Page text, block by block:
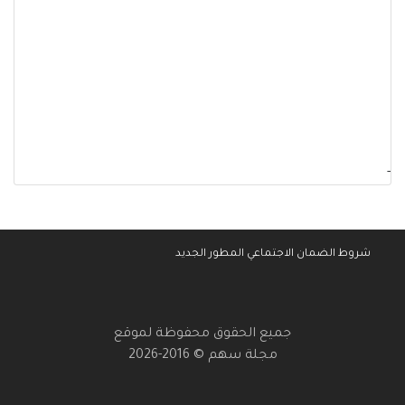
-
شروط الضمان الاجتماعي المطور الجديد
جميع الحقوق محفوظة لموقع
مجلة سهم © 2016-2026